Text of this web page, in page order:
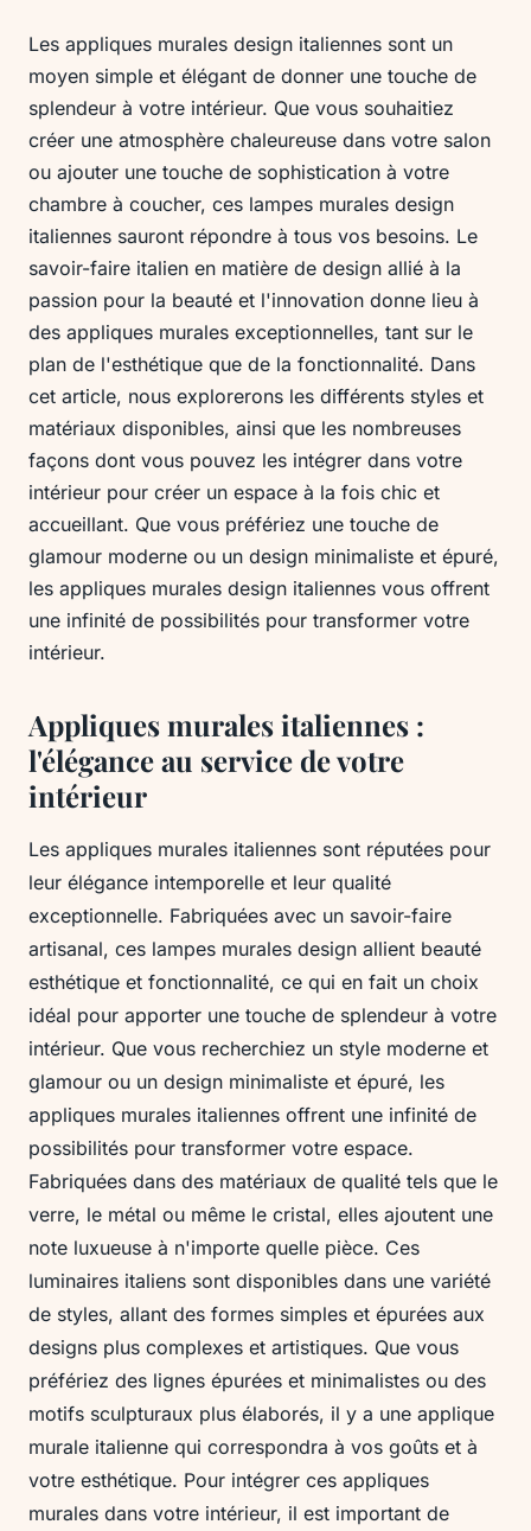
Les appliques murales design italiennes sont un
moyen simple et élégant de donner une touche de
splendeur à votre intérieur. Que vous souhaitiez
créer une atmosphère chaleureuse dans votre salon
ou ajouter une touche de sophistication à votre
chambre à coucher, ces lampes murales design
italiennes sauront répondre à tous vos besoins. Le
savoir-faire italien en matière de design allié à la
passion pour la beauté et l'innovation donne lieu à
des appliques murales exceptionnelles, tant sur le
plan de l'esthétique que de la fonctionnalité. Dans
cet article, nous explorerons les différents styles et
matériaux disponibles, ainsi que les nombreuses
façons dont vous pouvez les intégrer dans votre
intérieur pour créer un espace à la fois chic et
accueillant. Que vous préfériez une touche de
glamour moderne ou un design minimaliste et épuré,
les appliques murales design italiennes vous offrent
une infinité de possibilités pour transformer votre
intérieur.
Appliques murales italiennes :
l'élégance au service de votre
intérieur
Les appliques murales italiennes sont réputées pour
leur élégance intemporelle et leur qualité
exceptionnelle. Fabriquées avec un savoir-faire
artisanal, ces lampes murales design allient beauté
esthétique et fonctionnalité, ce qui en fait un choix
idéal pour apporter une touche de splendeur à votre
intérieur. Que vous recherchiez un style moderne et
glamour ou un design minimaliste et épuré, les
appliques murales italiennes offrent une infinité de
possibilités pour transformer votre espace.
Fabriquées dans des matériaux de qualité tels que le
verre, le métal ou même le cristal, elles ajoutent une
note luxueuse à n'importe quelle pièce. Ces
luminaires italiens sont disponibles dans une variété
de styles, allant des formes simples et épurées aux
designs plus complexes et artistiques. Que vous
préfériez des lignes épurées et minimalistes ou des
motifs sculpturaux plus élaborés, il y a une applique
murale italienne qui correspondra à vos goûts et à
votre esthétique. Pour intégrer ces appliques
murales dans votre intérieur, il est important de